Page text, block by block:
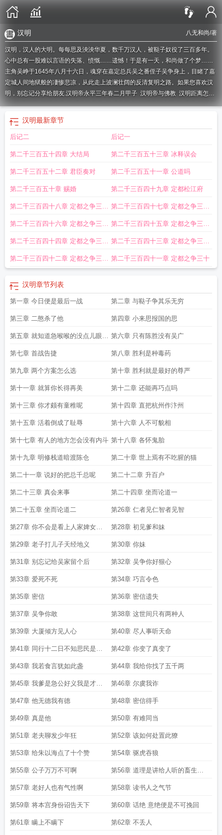
八无和尚/著
汉明
汉明，汉人的大明。每每思及泱泱华夏，数千万汉人，被鞑子奴役了三百多年。
心中总有一股难以言语的失落、愤慨……遗憾！于是有一天，和尚做了个梦……
主角吴峥于1645年八月十六日，魂穿在嘉定总兵吴之番侄子吴争身上，目睹了嘉
定城人间地狱般的凄惨悲凉，从此走上波澜壮阔的反清复明之路。如果您喜欢汉
明，别忘记分享给朋友.汉明帝永平三年春二月甲子 汉明帝与佛教 汉明距离怎么
算汉明距离汉明编码汉明帝汉章帝汉明帝简介汉明帝打大臣汉明码汉明国
际酒店餐饮部电话
汉明帝梦见金人
和汉武帝什么关系
言文翻译注释
汉明帝是东汉第几位帝王立贵人马氏
金人
汉明帝在位时间汉明帝刘庄简介 海明校验码汉明帝尊师文言文翻译
帝是谁的儿子汉明帝皇后马氏汉明帝的皇后汉明帝敬师的故事汉明码监督位
的区别 汉明码的定义汉明码怎么计算 汉明窗 汉明自助火锅 汉明编码原理
明妃京剧汉明堂简介汉明威熨霸故障处理汉明帝皇后 汉明帝夜梦金人原文
距怎么计算汉明科技有限公司汉明帝电视剧有哪些汉明距离公式汉明帝在
明帝尊师
汉明码和海明码的区别 汉明帝是谁 汉明距离计算公式 汉明帝的儿子
谁继承皇位汉明妃汉明帝庙号汉明码编译码实验汉明喜来登眼镜属于什么档
次汉明重量汉明帝刘庄的皇后汉明石阁数控车床官网汉明帝佛教传入中国汉
汉明最新章节
后记二 后记一
第二千三百五十四章 大结局 第二千三百五十三章 冰释误会
第二千三百五十二章 君臣奏对 第二千三百五十一章 公道吗
第二千三百五十章 赐婚 第二千三百四十九章 定都松江府
第二千三百四十八章 定都之争三十
七
第二千三百四十七章 定都之争三十
六
第二千三百四十六章 定都之争三十
五
第二千三百四十五章 定都之争三十
四
第二千三百四十四章 定都之争三十
三
第二千三百四十三章 定都之争三十
二
第二千三百四十二章 定都之争三十 第二千三百四十一章 定都之争三十
汉明章节列表
第一章 今日便是最后一战 第二章 与鞑子争其乐无穷
第三章 二憨杀了他 第四章 小来思报国的思
第五章 就知道急喉喉的没点儿眼力
见
第六章 只有陈胜没有吴广
第七章 首战告捷 第八章 胜利是种毒药
第九章 两个方案怎么选 第十章 胜利就是最好的尊严
第十一章 就算你长得再美 第十二章 还能再巧点吗
第十三章 你才颇有童稚呢 第十四章 直把杭州作汴州
第十五章 活着倒成了耻辱 第十六章 人不可貌相
第十七章 有人的地方怎会没有内斗 第十八章 各怀鬼胎
第十九章 明修栈道暗渡陈仓 第二十章 世上焉有不吃腥的猫
第二十一章 说好的把总千总呢 第二十二章 升百户
第二十三章 真会来事 第二十四章 坐而论道一
第二十五章 坐而论道二 第26章 仁者见仁智者见智
第27章 你不会是看上人家婢女了
吧
第28章 初见爹和妹
第29章 老子打儿子天经地义 第30章 你妹
第31章 别忘记给吴家留个后 第32章 吴争你好狠心
第33章 爱死不死 第34章 巧言令色
第35章 密信 第36章 密信遗失
第37章 吴争你敢 第38章 这世间只有两种人
第39章 大厦倾方见人心 第40章 尽人事听天命
第41章 同行十二日不知思民是女
郎
第42章 你变了真变了
第43章 我若食言犹如此盏 第44章 我给你找了五千两
第45章 我爹是急公好义我是才德
兼备
第46章 尔虞我诈
第47章 他无德我有德 第48章 密信得手
第49章 真是他 第50章 有难同当
第51章 老夫聊发少年狂 第52章 该如何处置此獠
第53章 给朱以海点了十个赞 第54章 驱虎吞狼
第55章 公子万万不可啊 第56章 道理是讲给人听的畜生不
配
第57章 老好人也有气性啊 第58章 读书人之气节
第59章 将本宫身份诏告天下 第60章 话绝 意绝便是不可挽回
第61章 瞒上不瞒下 第62章 不丢人